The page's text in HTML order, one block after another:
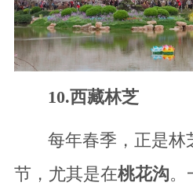
10.西藏林芝
每年春季，正是林
节，尤其是在桃花沟。